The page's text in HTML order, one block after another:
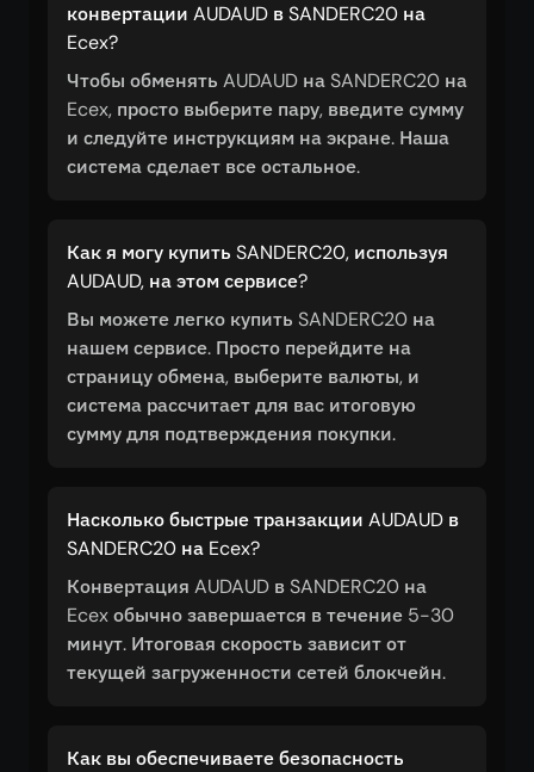
конвертации AUDAUD в SANDERC20 на
Ecex?
Чтобы обменять AUDAUD на SANDERC20 на
Ecex, просто выберите пару, введите сумму
и следуйте инструкциям на экране. Наша
система сделает все остальное.
Как я могу купить SANDERC20, используя
AUDAUD, на этом сервисе?
Вы можете легко купить SANDERC20 на
нашем сервисе. Просто перейдите на
страницу обмена, выберите валюты, и
система рассчитает для вас итоговую
сумму для подтверждения покупки.
Насколько быстрые транзакции AUDAUD в
SANDERC20 на Ecex?
Конвертация AUDAUD в SANDERC20 на
Ecex обычно завершается в течение 5-30
минут. Итоговая скорость зависит от
текущей загруженности сетей блокчейн.
Как вы обеспечиваете безопасность